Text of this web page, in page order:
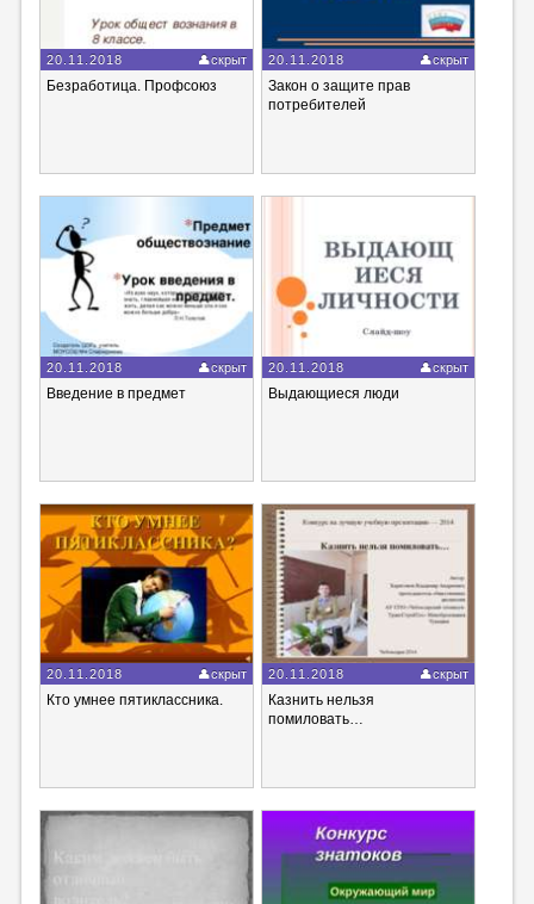
20.11.2018 скрыт
Безработица. Профсоюз
20.11.2018 скрыт
Закон о защите прав
потребителей
20.11.2018 скрыт
Введение в предмет
20.11.2018 скрыт
Выдающиеся люди
20.11.2018 скрыт
Кто умнее пятиклассника.
20.11.2018 скрыт
Казнить нельзя
помиловать…